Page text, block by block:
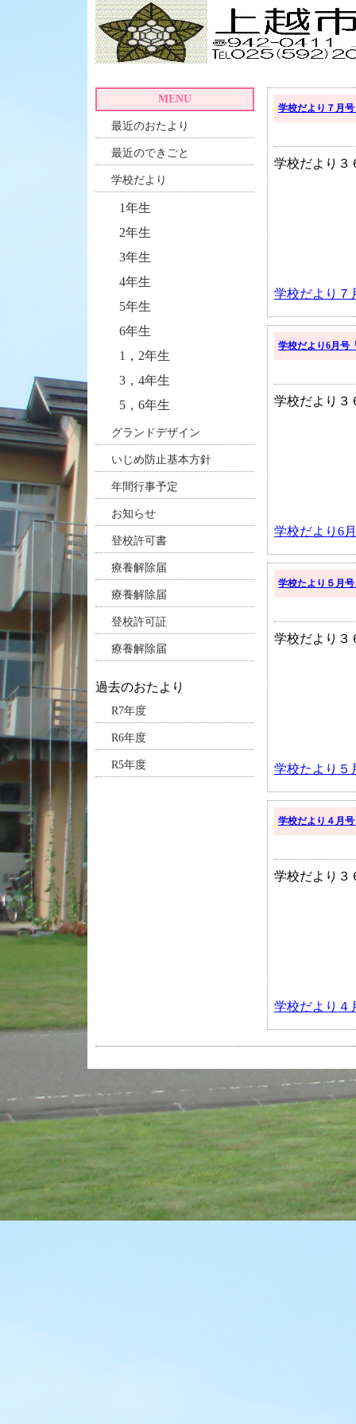
MENU
最近のおたより
最近のできごと
学校だより
1年生
2年生
3年生
4年生
5年生
6年生
1，2年生
3，4年生
5，6年生
グランドデザイン
いじめ防止基本方針
年間行事予定
お知らせ
登校許可書
療養解除届
療養解除届
登校許可証
療養解除届
過去のおたより
R7年度
R6年度
R5年度
学校だより７月
学校だより３
学校だより７
学校だより6月号
学校だより３
学校だより6
学校たより５月
学校だより３
学校たより５
学校だより４月
学校だより３
学校だより４